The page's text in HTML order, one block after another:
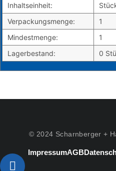
Inhaltseinheit:
Verpackungsmenge:
1
Mindestmenge:
1
Lagerbestand:
0
© 2024 Scharnberger +
ImpressumAGB